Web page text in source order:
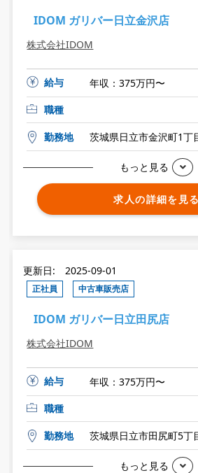
IDOM ガリバー日立金沢店
株式会社IDOM
給与
年収：375万円〜
職種
勤務地 茨城県日立市金沢町1丁
もっと見る
求人の詳細を見る
更新日: 2025-09-01
正社員 中古車販売店
IDOM ガリバー日立田尻店
株式会社IDOM
給与
年収：375万円〜
職種
勤務地 茨城県日立市田尻町5丁
もっと見る